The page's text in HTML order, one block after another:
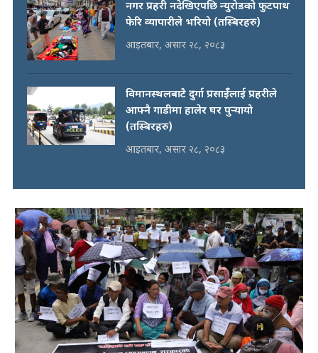
नगर प्रहरी नदेखिएपछि न्युरोडको फुटपाथ
फेरि व्यापारीले भरियो (तस्बिरहरु)
आइतबार, असार २८, २०८३
विमानस्थलबाटै दुर्गा प्रसाईँलाई प्रहरीले
आफ्नै गाडीमा हालेर घर पुर्‍यायो
(तस्बिरहरु)
आइतबार, असार २८, २०८३